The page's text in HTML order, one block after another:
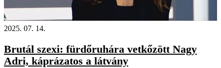
2025. 07. 14.
Brutál szexi: fürdőruhára vetkőzött Nagy
Adri, káprázatos a látvány